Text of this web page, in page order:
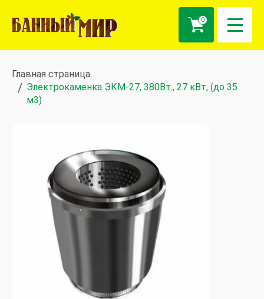
0
Главная страница
Электрокаменка ЭКМ-27, 380Вт., 27 кВт, (до 35
м3)